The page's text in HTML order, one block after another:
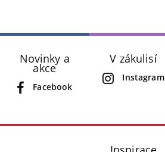
Novinky a
akce
Facebook
V zákulisí
Instagram